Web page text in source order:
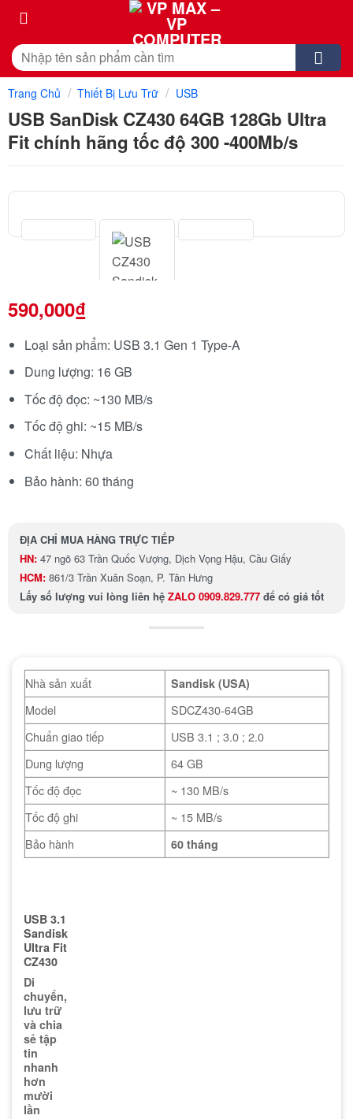
Skip
content
Tìm
kiếm:
Trang Chủ / Thiết Bị Lưu Trữ / USB
USB SanDisk CZ430 64GB 128Gb Ultra
Fit chính hãng tốc độ 300 -400Mb/s
590,000₫
Loại sản phẩm: USB 3.1 Gen 1 Type-A
Dung lượng: 16 GB
Tốc độ đọc: ~130 MB/s
Tốc độ ghi: ~15 MB/s
Chất liệu: Nhựa
Bảo hành: 60 tháng
ĐỊA CHỈ MUA HÀNG TRỰC TIẾP
HN:47 ngõ 63 Trần Quốc Vượng, Dịch Vọng Hậu, Cầu Giấy
HCM: 861/3 Trần Xuân Soạn, P. Tân Hưng
Lấy số lượng vui lòng liên hệ ZALO 0909.829.777để có giá tốt
Nhà sản xuất Sandisk (USA)
Model
SDCZ430-64GB
Chuẩn giao tiếp
USB 3.1 ; 3.0 ; 2.0
Dung lượng
64 GB
Tốc độ đọc
~ 130 MB/s
Tốc độ ghi
~ 15 MB/s
Bảo hành
60 tháng
USB 3.1
Sandisk
Ultra Fit
CZ430
Di
chuyển,
lưu trữ
và chia
sẻ tập
tin
nhanh
hơn
mười
lần